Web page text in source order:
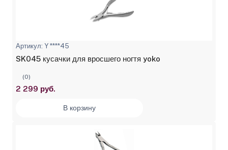
Артикул: Y ****45
SK045 кусачки для вросшего ногтя yoko
(0)
2 299 руб.
В корзину